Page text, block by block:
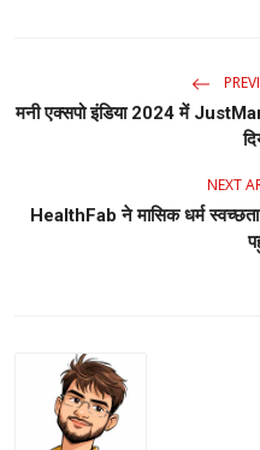
मनी एक्सपो इंडिया 2024 में
NEXT
HealthFab ने मासिक धर्म